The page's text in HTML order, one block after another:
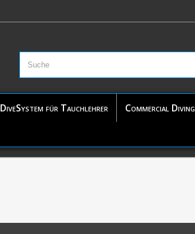
DiveSystem für Tauchlehrer Commercial Diving